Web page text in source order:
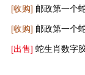
贰分无油荧光 成交
[收购] 邮政第一个
[收购] 邮政第一个
[出售] 蛇生肖数字